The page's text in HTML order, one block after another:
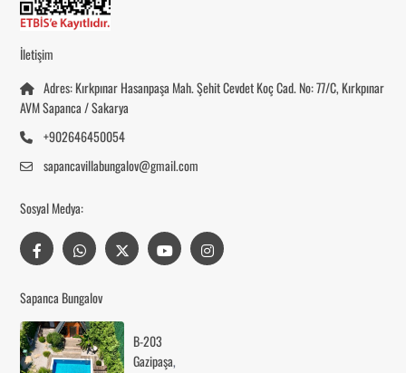
İletişim
Adres: Kırkpınar Hasanpaşa Mah. Şehit Cevdet Koç Cad. No: 77/C, Kırkpınar
AVM Sapanca / Sakarya
+902646450054
sapancavillabungalov@gmail.com
Sosyal Medya:
Sapanca Bungalov
B-203
Gazipaşa,